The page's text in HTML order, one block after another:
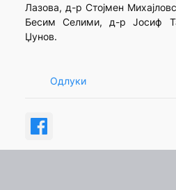
Лазова, д-р Стојмен
Бесим Селими, д-р Јосиф
Џунов.
Одлуки